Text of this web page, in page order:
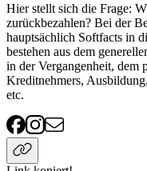
Hier stellt sich die Frage:
zurückbezahlen? Bei der
hauptsächlich Softfacts in
bestehen aus dem
in der Vergangenheit, dem
Kreditnehmers,
etc.